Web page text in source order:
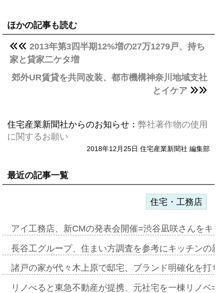
ほかの記事も読む
2013年第3四半期12%増の27万1279戸、持ち
家と貸家二ケタ増
郊外UR賃貸を共同改装、都市機構神奈川地域支社
とイケア
住宅産業新聞社からのお知らせ： 弊社著作物の使用
に関するお願い
2018年12月25日 住宅産業新聞社 編集部
最近の記事一覧
住宅・工務店
アイ工務店、新CMの発表会開催=渋谷凪咲さんを
長谷工グループ、住まい方調査を参考にキッチン
諸戸の家が代々木上原で邸宅、ブランド明確化を
リノべると東急不動産が提携、元社宅を一棟リノ